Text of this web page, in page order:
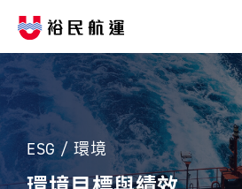
我們的服務
船隊介紹
永續經營
繁 EN
ESG / 環境